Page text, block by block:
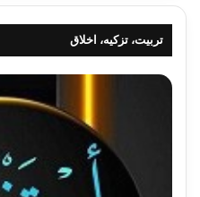
تربیت، تزکیه، اخلاق